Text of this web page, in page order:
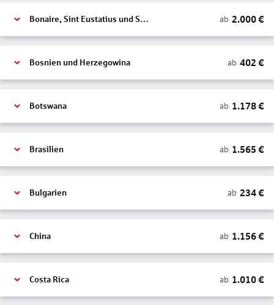
Bonaire, Sint Eustatius und Saba ab 2.000€
Bosnien und Herzegowina ab 402 €
Botswana ab 1.178€
Brasilien ab 1.565 €
Bulgarien ab 234€
China ab 1.156€
Costa Rica ab 1.010€